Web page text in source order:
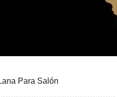
Para Salón